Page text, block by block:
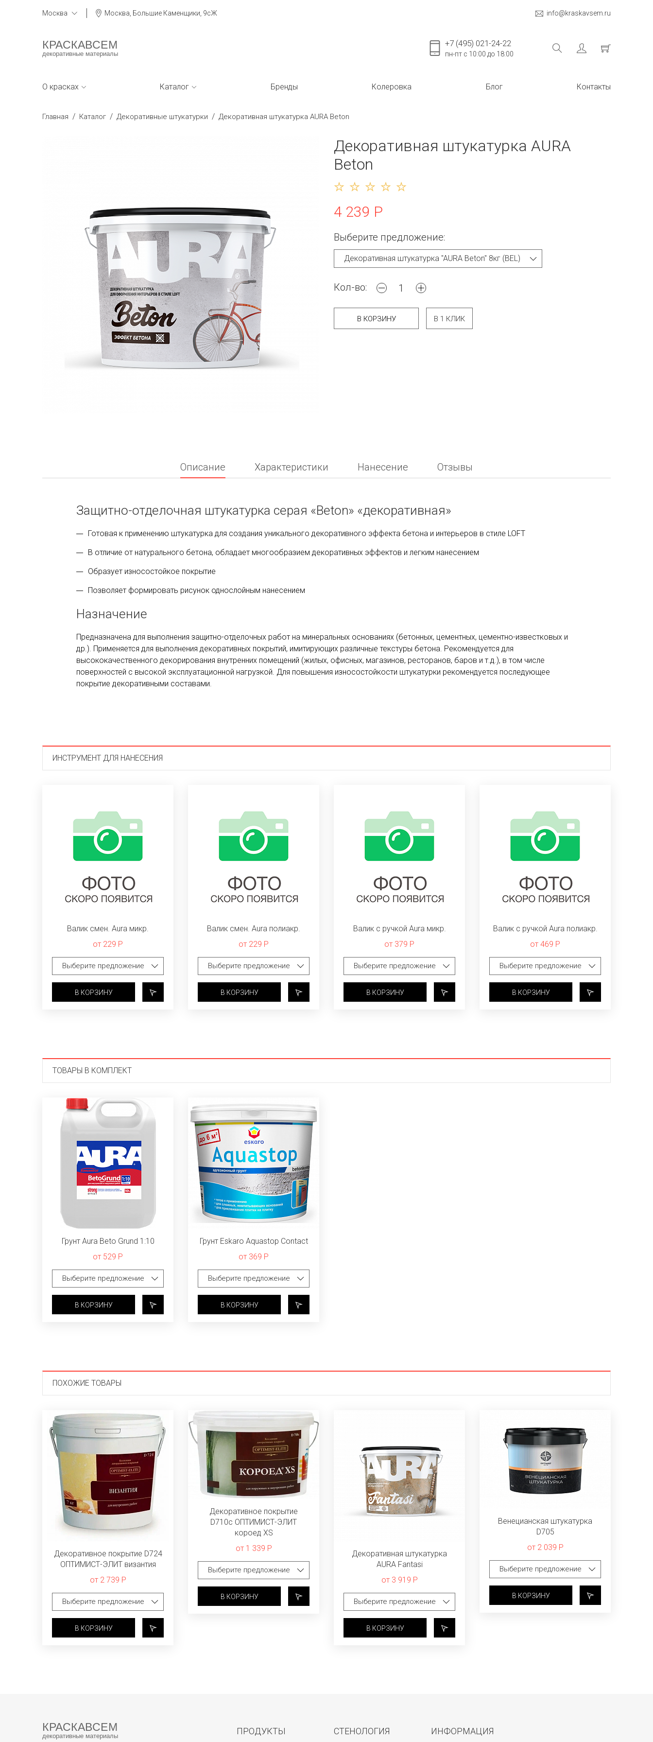
Москва Москва, Большие Каменщики, 9сЖ info@kraskavsem.ru
КРАСКАВСЕМ
декоративные материалы
+7 (495) 021-24-22
пн-пт с 10:00 до 18:00
О красках Каталог Бренды Колеровка Блог Контакты
Главная / Каталог / Декоративные штукатурки / Декоративная штукатурка AURA Beton
Декоративная штукатурка AURA
Beton
4 239 Р
Выберите предложение:
Кол-во:
В КОРЗИНУ В 1 КЛИК
Описание Характеристики Нанесение Отзывы
Защитно-отделочная штукатурка серая «Beton» «декоративная»
Готовая к применению штукатурка для создания уникального декоративного эффекта бетона и интерьеров в стиле LOFT
В отличие от натурального бетона, обладает многообразием декоративных эффектов и легким нанесением
Образует износостойкое покрытие
Позволяет формировать рисунок однослойным нанесением
Назначение
Предназначена для выполнения защитно-отделочных работ на минеральных основаниях (бетонных, цементных, цементно-известковых и
др.). Применяется для выполнения декоративных покрытий, имитирующих различные текстуры бетона. Рекомендуется для
высококачественного декорирования внутренних помещений (жилых, офисных, магазинов, ресторанов, баров и т.д.), в том числе
поверхностей с высокой эксплуатационной нагрузкой. Для повышения износостойкости штукатурки рекомендуется последующее
покрытие декоративными составами.
ИНСТРУМЕНТ ДЛЯ НАНЕСЕНИЯ
Валик смен. Aura микр.
от 229 Р
В КОРЗИНУ
Валик смен. Aura полиакр.
от 229 Р
В КОРЗИНУ
Валик с ручкой Aura микр.
от 379 Р
В КОРЗИНУ
Валик с ручкой Aura полиакр.
от 469 Р
В КОРЗИНУ
ТОВАРЫ В КОМПЛЕКТ
Грунт Aura Beto Grund 1:10
от 529 Р
В КОРЗИНУ
Грунт Eskaro Aquastop Contact
от 369 Р
В КОРЗИНУ
ПОХОЖИЕ ТОВАРЫ
Декоративное покрытие D724
ОПТИМИСТ-ЭЛИТ византия
от 2 739 Р
В КОРЗИНУ
Декоративное покрытие
D710с ОПТИМИСТ-ЭЛИТ
короед XS
от 1 339 Р
В КОРЗИНУ
Декоративная штукатурка
AURA Fantasi
от 3 919 Р
В КОРЗИНУ
Венецианская штукатурка
D705
от 2 039 Р
В КОРЗИНУ
КРАСКАВСЕМ
декоративные материалы ПРОДУКТЫ СТЕНОЛОГИЯ ИНФОРМАЦИЯ